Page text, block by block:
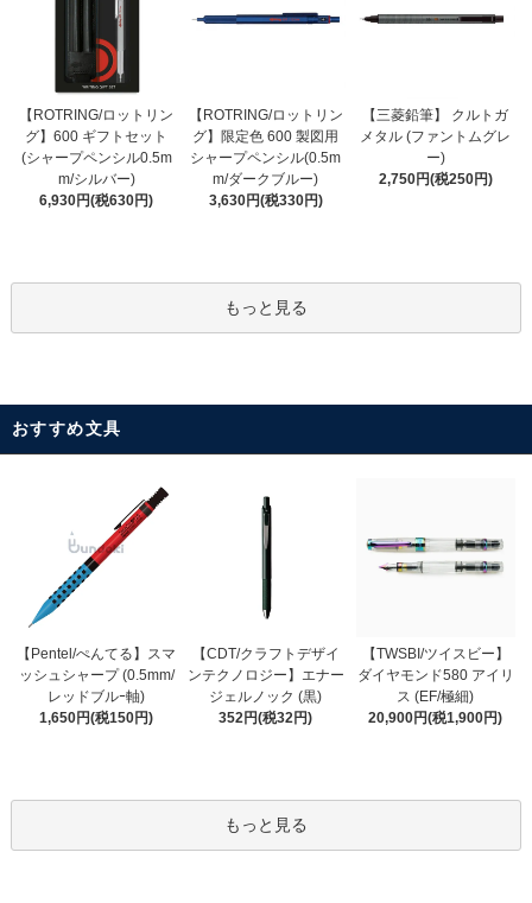
【ROTRING/ロットリン
グ】600 ギフトセット
(シャープペンシル0.5m
m/シルバー)
6,930円(税630円)
【ROTRING/ロットリン
グ】限定色 600 製図用
シャープペンシル(0.5m
m/ダークブルー)
3,630円(税330円)
【三菱鉛筆】 クルトガ
メタル (ファントムグレ
ー)
2,750円(税250円)
もっと見る
おすすめ文具
【Pentel/ぺんてる】スマ
ッシュシャープ (0.5mm/
レッドブルｰ軸)
1,650円(税150円)
【CDT/クラフトデザイ
ンテクノロジー】エナー
ジェルノック (黒)
352円(税32円)
【TWSBI/ツイスビー】
ダイヤモンド580 アイリ
ス (EF/極細)
20,900円(税1,900円)
もっと見る